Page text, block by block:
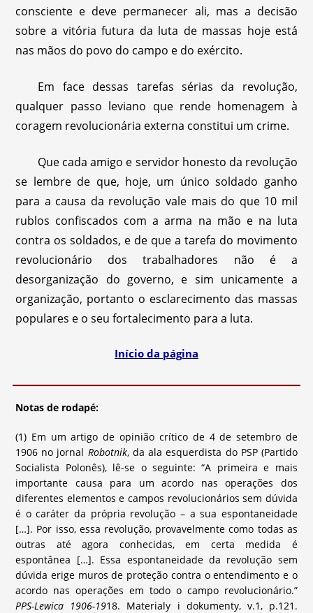
consciente e deve permanecer ali, mas a decisão
sobre a vitória futura da luta de massas hoje está
nas mãos do povo do campo e do exército.
Em face dessas tarefas sérias da revolução,
qualquer passo leviano que rende homenagem à
coragem revolucionária externa constitui um crime.
Que cada amigo e servidor honesto da revolução
se lembre de que, hoje, um único soldado ganho
para a causa da revolução vale mais do que 10 mil
rublos confiscados com a arma na mão e na luta
contra os soldados, e de que a tarefa do movimento
revolucionário dos trabalhadores não é a
desorganização do governo, e sim unicamente a
organização, portanto o esclarecimento das massas
populares e o seu fortalecimento para a luta.
Início da página
Notas de rodapé:
(1) Em um artigo de opinião crítico de 4 de setembro de
1906 no jornal Robotnik, da ala esquerdista do PSP (Partido
Socialista Polonês), lê-se o seguinte: “A primeira e mais
importante causa para um acordo nas operações dos
diferentes elementos e campos revolucionários sem dúvida
é o caráter da própria revolução – a sua espontaneidade
[…]. Por isso, essa revolução, provavelmente como todas as
outras até agora conhecidas, em certa medida é
espontânea […]. Essa espontaneidade da revolução sem
dúvida erige muros de proteção contra o entendimento e o
acordo nas operações em todo o campo revolucionário.”
PPS-Lewica 1906-1918. Materialy i dokumenty, v.1, p.121.